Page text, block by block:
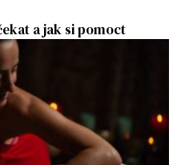
a jak si pomoct